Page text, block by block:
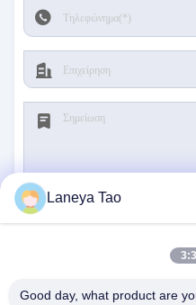
Laneya Tao
Good day, what product are